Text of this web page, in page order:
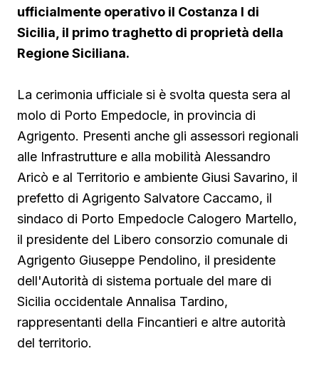
ufficialmente operativo il Costanza I di
Sicilia, il primo traghetto di proprietà della
Regione Siciliana.
La cerimonia ufficiale si è svolta questa sera al
molo di Porto Empedocle, in provincia di
Agrigento. Presenti anche gli assessori regionali
alle Infrastrutture e alla mobilità Alessandro
Aricò e al Territorio e ambiente Giusi Savarino, il
prefetto di Agrigento Salvatore Caccamo, il
sindaco di Porto Empedocle Calogero Martello,
il presidente del Libero consorzio comunale di
Agrigento Giuseppe Pendolino, il presidente
dell'Autorità di sistema portuale del mare di
Sicilia occidentale Annalisa Tardino,
rappresentanti della Fincantieri e altre autorità
del territorio.